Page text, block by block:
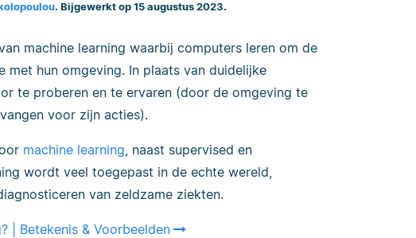
. Bijgewerkt op 15 augustus 2023.
machine learning waarbij computers leren om de
met hun omgeving. In plaats van duidelijke
te proberen en te ervaren (door de omgeving te
voor zijn acties).
machine learning , naast supervised en
wordt veel toegepast in de echte wereld,
van zeldzame ziekten.
| Betekenis & Voorbeelden